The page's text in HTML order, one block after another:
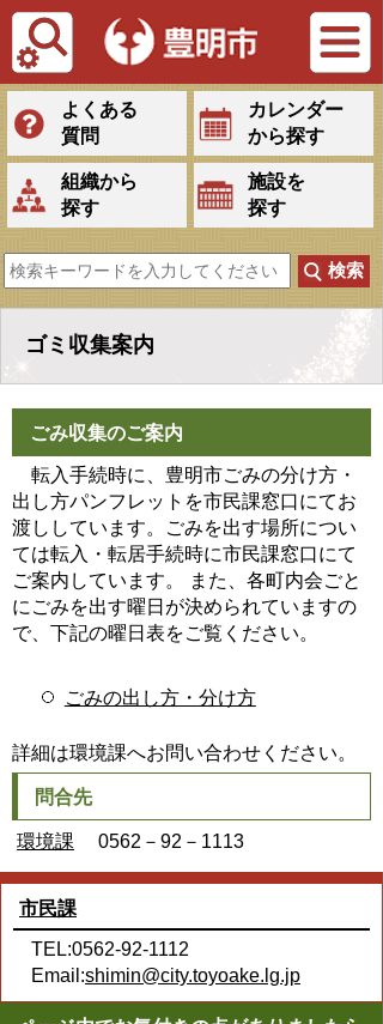
Tiếng Việt
よくある
質問
カレンダー
から探す
組織から
探す
施設を
探す
ゴミ収集案内
ごみ収集のご案内
転入手続時に、豊明市ごみの分け方・
出し方パンフレットを市民課窓口にてお
渡ししています。ごみを出す場所につい
ては転入・転居手続時に市民課窓口にて
ご案内しています。 また、各町内会ごと
にごみを出す曜日が決められていますの
で、下記の曜日表をご覧ください。
ごみの出し方・分け方
詳細は環境課へお問い合わせください。
問合先
環境課 0562－92－1113
市民課
TEL:0562-92-1112
Email:shimin@city.toyoake.lg.jp